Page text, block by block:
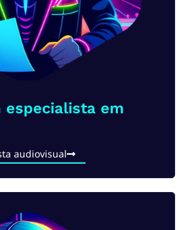
especialista em
audiovisual